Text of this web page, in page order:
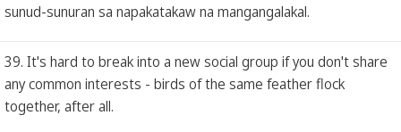
sunud-sunuran sa napakatakaw na mangangalakal.
39. It's hard to break into a new social group if you don't share
any common interests - birds of the same feather flock
together, after all.